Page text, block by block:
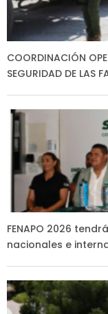
COORDINACIÓN
SEGURIDAD DE LAS
FENAPO 2026
nacionales e